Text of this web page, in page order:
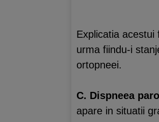
Explicatia
urma fiindu-i
ortopneei.
C. Dispneea
apare in situatii